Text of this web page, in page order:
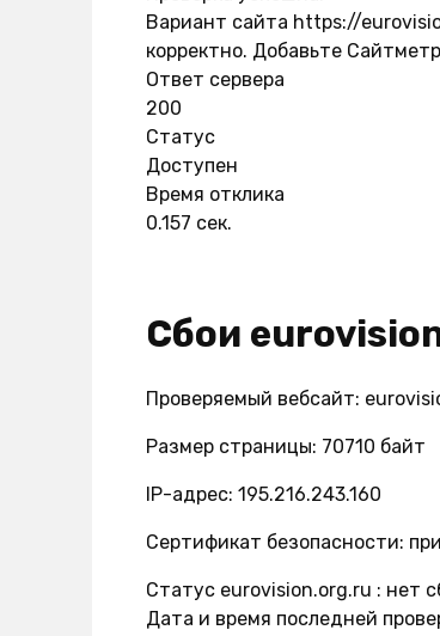
Вариант сайта https://
корректно. Добавьте
Ответ сервера
200
Статус
Доступен
Время отклика
0.157 сек.
Сбои
Проверяемый вебсайт:
Размер страницы: 70710 байт
IP-адрес: 195.216.243.160
Сертификат безопасности:
Статус eurovision.org.ru : нет
Дата и время последней